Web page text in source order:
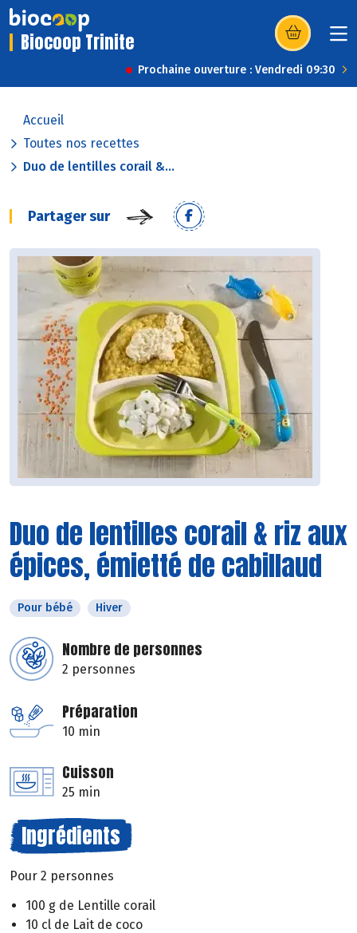
Biocoop Trinite (s’ouvre dans
Prochaine ouverture : Vendredi 09:30
Accueil
Toutes nos recettes
Duo de lentilles corail &...
Partager sur
Duo de lentilles corail & riz aux
épices, émietté de cabillaud
Pour bébé Hiver
Nombre de personnes
2 personnes
Préparation
10 min
Cuisson
25 min
Ingrédients
Pour 2 personnes
100 g de Lentille corail
10 cl de Lait de coco